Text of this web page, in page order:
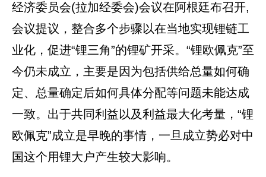
经济委员会(拉加经委会)会议在阿根廷布召开,
会议提议，整合多个步骤以在当地实现锂链工
业化，促进“锂三角”的锂矿开采。“锂欧佩克”至
今仍未成立，主要是因为包括供给总量如何确
定、总量确定后如何具体分配等问题未能达成
一致。出于共同利益以及利益最大化考量，“锂
欧佩克”成立是早晚的事情，一旦成立势必对中
国这个用锂大户产生较大影响。